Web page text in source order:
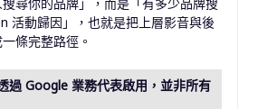
活動歸因」，也就是把上層影音與後
條完整路徑。
過 Google 業務代表啟用，並非所有